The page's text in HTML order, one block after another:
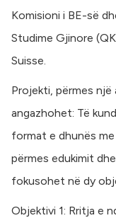
Komisioni i BE-së
Studime Gjinore
Suisse.
Projekti, përmes
angazhohet: Të
format e dhunës
përmes edukimit
fokusohet në dy
Objektivi 1: Rritja e